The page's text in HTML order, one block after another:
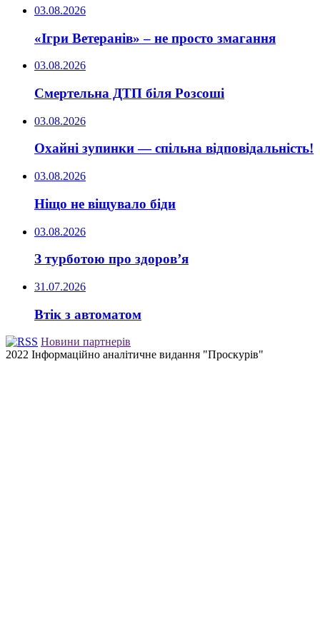
03.08.2026
«Ігри Ветеранів» – не просто змагання
03.08.2026
Смертельна ДТП біля Розсоші
03.08.2026
Охайні зупинки — спільна відповідальність!
03.08.2026
Ніщо не віщувало біди
03.08.2026
З турботою про здоров’я
31.07.2026
Втік з автоматом
Новини партнерів
2022 Інформаційно аналітичне видання "Проскурів"